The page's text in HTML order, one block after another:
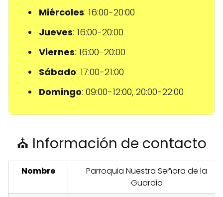
Miércoles: 16:00-20:00
Jueves: 16:00-20:00
Viernes: 16:00-20:00
Sábado: 17:00-21:00
Domingo: 09:00-12:00, 20:00-22:00
⛪ Información de contacto
Nombre
Parroquia Nuestra Señora de la
Guardia